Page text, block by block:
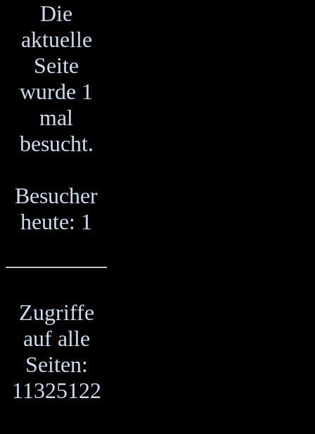
Die
aktuelle
Seite
wurde 1
mal
besucht.
Besucher
heute: 1
Zugriffe
auf alle
Seiten:
11325122